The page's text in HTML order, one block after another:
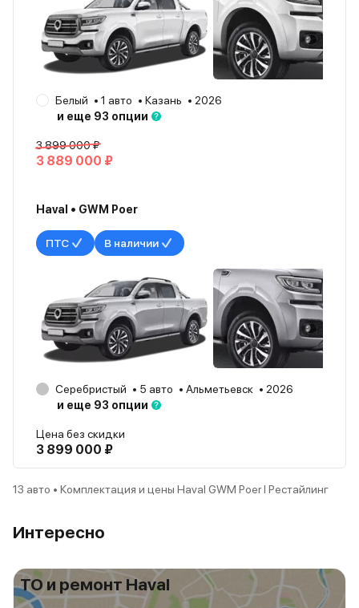
Белый 1 авто Казань
2026
и еще 93 опции
3 899 000 ₽
3 889 000 ₽
Haval • GWM Poer
ПТС В наличии
Серебристый 5 авто Альметьевск
2026
и еще 93 опции
Цена без скидки
3 899 000 ₽
13 авто • Комплектация и цены Haval GWM Poer I Рестайлинг
Интересно
ТО и ремонт Haval